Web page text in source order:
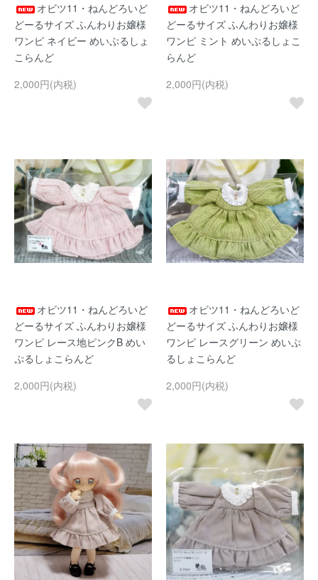
オビツ11・ねんどろいど
どーるサイズ ふんわりお嬢様
ワンピ ネイビー めいぷるしょ
こらんど
2,000円(内税)
オビツ11・ねんどろいど
どーるサイズ ふんわりお嬢様
ワンピ ミント めいぷるしょこ
らんど
2,000円(内税)
オビツ11・ねんどろいど
どーるサイズ ふんわりお嬢様
ワンピ レース地ピンクB めい
ぷるしょこらんど
2,000円(内税)
オビツ11・ねんどろいど
どーるサイズ ふんわりお嬢様
ワンピ レースグリーン めいぷ
るしょこらんど
2,000円(内税)